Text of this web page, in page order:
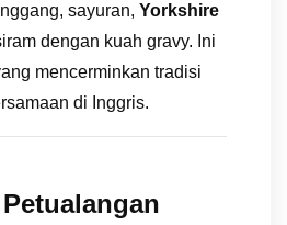
sayuran, Yorkshire
dengan kuah gravy. Ini
mencerminkan tradisi
di Inggris.